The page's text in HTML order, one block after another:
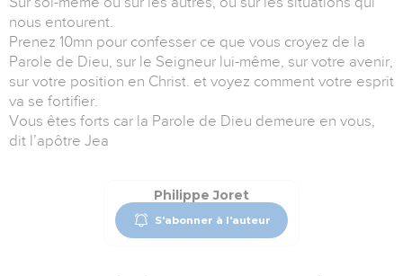
nous entourent.
Prenez 10mn pour confesser ce que vous croyez de la
Parole de Dieu, sur le Seigneur lui-même, sur votre avenir,
sur votre position en Christ. et voyez comment votre esprit
va se fortifier.
Vous êtes forts car la Parole de Dieu demeure en vous,
dit l’apôtre Jea
Philippe Joret
S'abonner à l'auteur